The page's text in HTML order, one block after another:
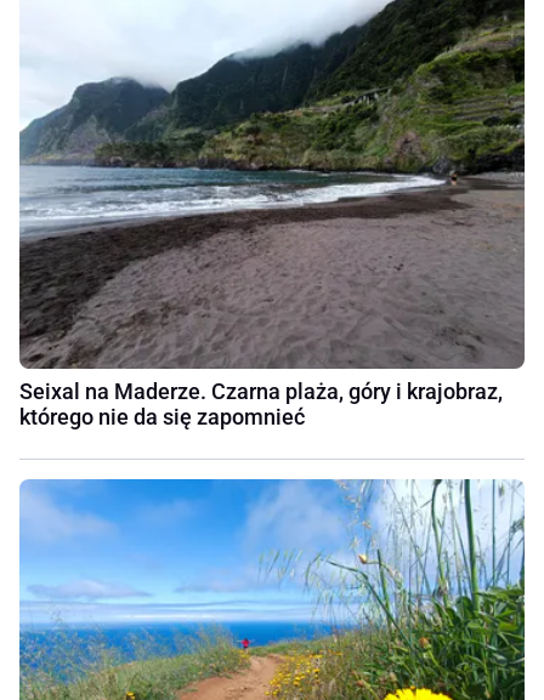
Seixal na Maderze. Czarna plaża, góry i krajobraz,
którego nie da się zapomnieć